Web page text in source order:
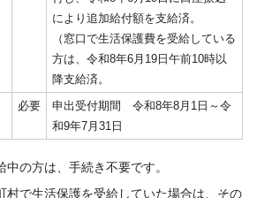
により追加給付額を支給済。
（窓口で生活保護費を受給している
方は、令和8年6月19日午前10時以
降支給済。
必要
申出受付期間 令和8年8月1日～令
和9年7月31日
の方は、手続き不要です。
村で生活保護を受給していた場合は、その